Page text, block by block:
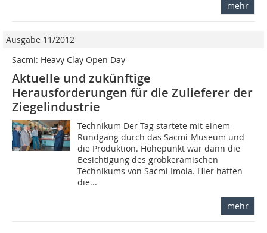
mehr
Ausgabe 11/2012
Sacmi: Heavy Clay Open Day
Aktuelle und zukünftige
Herausforderungen für die Zulieferer der
Ziegelindustrie
Technikum Der Tag startete mit einem
Rundgang durch das Sacmi-­Museum und
die Produktion. Höhepunkt war dann die
Besichtigung des grobkeramischen
Technikums von Sacmi Imola. Hier hatten
die...
mehr